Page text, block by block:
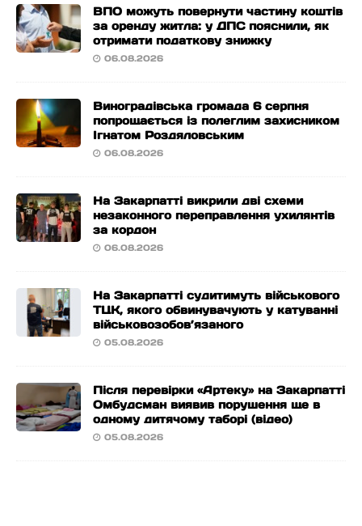
ВПО можуть повернути частину коштів
за оренду житла: у ДПС пояснили, як
отримати податкову знижку
06.08.2026
Виноградівська громада 6 серпня
попрощається із полеглим захисником
Ігнатом Роздяловським
06.08.2026
На Закарпатті викрили дві схеми
незаконного переправлення ухилянтів
за кордон
06.08.2026
На Закарпатті судитимуть військового
ТЦК, якого обвинувачують у катуванні
військовозобов’язаного
05.08.2026
Після перевірки «Артеку» на Закарпатті
Омбудсман виявив порушення ще в
одному дитячому таборі (відео)
05.08.2026